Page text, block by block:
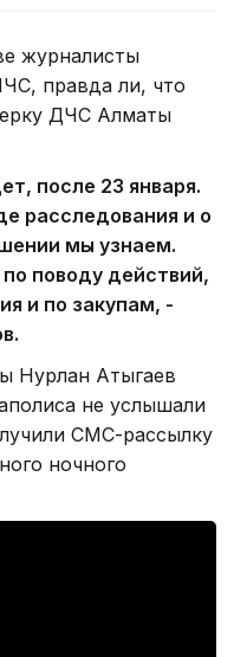
журналисты
правда ли, что
ДЧС Алматы
после 23 января.
расследования и о
мы узнаем.
поводу действий,
и по закупам, -
Нурлан Атыгаев
не услышали
СМС-рассылку
ночного